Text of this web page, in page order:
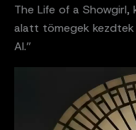
The Life of a
alatt tömegek kezdtek
AI.”